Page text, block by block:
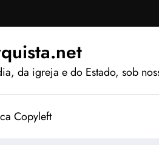
da igreja e do Estado, sob
Copyleft